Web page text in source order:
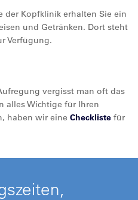
der Kopfklinik erhalten Sie ein
und Getränken. Dort steht
Verfügung.
vergisst man oft das
alles Wichtige für Ihren
haben wir eine Checkliste für